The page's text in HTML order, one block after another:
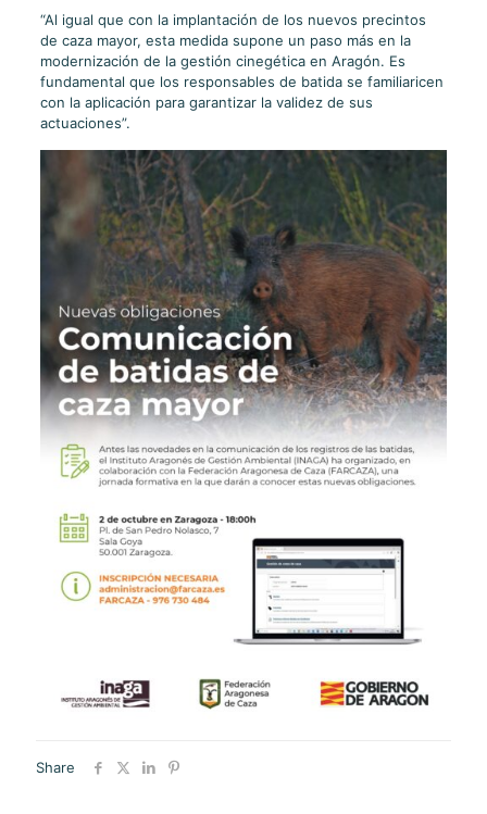
“Al igual que con la implantación de los nuevos precintos
de caza mayor, esta medida supone un paso más en la
modernización de la gestión cinegética en Aragón. Es
fundamental que los responsables de batida se familiaricen
con la aplicación para garantizar la validez de sus
actuaciones”.
Share